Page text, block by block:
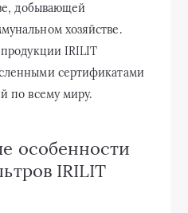
добывающей
хозяйстве.
IRILIT
сертификатами
по всему миру.
особенности
IRILIT